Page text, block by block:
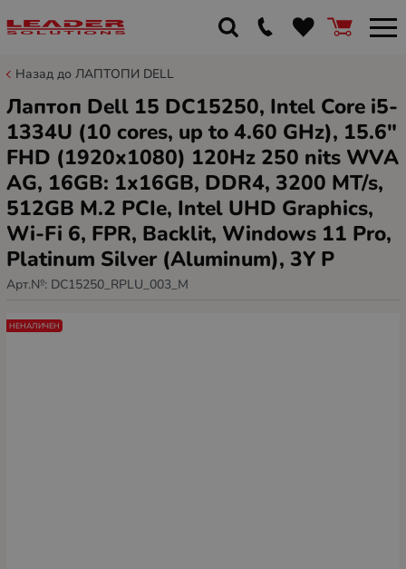
Назад до ЛАПТОПИ DELL
Лаптоп Dell 15 DC15250, Intel Core i5-
1334U (10 cores, up to 4.60 GHz), 15.6"
FHD (1920x1080) 120Hz 250 nits WVA
AG, 16GB: 1x16GB, DDR4, 3200 MT/s,
512GB M.2 PCIe, Intel UHD Graphics,
Wi-Fi 6, FPR, Backlit, Windows 11 Pro,
Platinum Silver (Aluminum), 3Y P
Арт.№: DC15250_RPLU_003_M
НЕНАЛИЧЕН